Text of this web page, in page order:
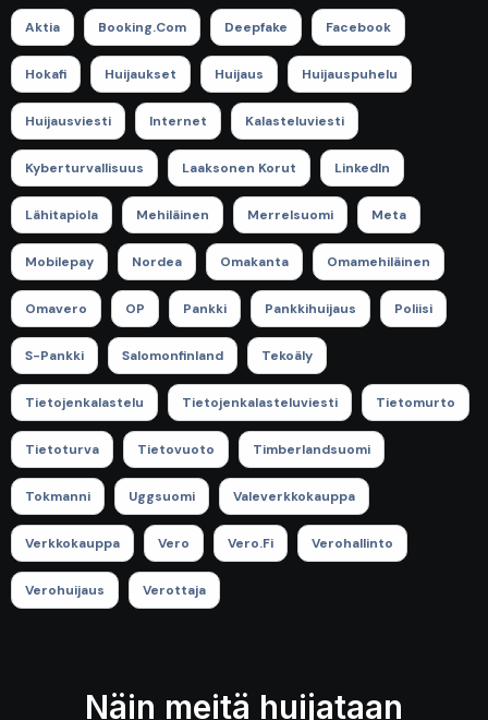
Aktia Booking.com Deepfake Facebook
Hokafi Huijaukset Huijaus Huijauspuhelu
Huijausviesti Internet Kalasteluviesti
Kyberturvallisuus Laaksonen Korut LinkedIn
Lähitapiola Mehiläinen Merrelsuomi Meta
Mobilepay Nordea Omakanta Omamehiläinen
Omavero OP Pankki Pankkihuijaus Poliisi
S-Pankki Salomonfinland Tekoäly
Tietojenkalastelu Tietojenkalasteluviesti Tietomurto
Tietoturva Tietovuoto Timberlandsuomi
Tokmanni Uggsuomi Valeverkkokauppa
Verkkokauppa Vero Vero.fi Verohallinto
Verohuijaus Verottaja
Näin meitä huijataan